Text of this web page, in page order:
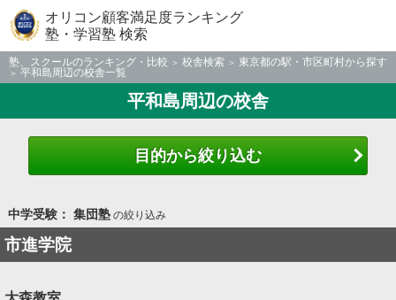
オリコン顧客満足度ランキング
塾・学習塾 検索
塾、スクールのランキング・比較 校舎検索
東京都の駅・市区町村から探す
平和島周辺の校舎一覧
平和島周辺の校舎
目的から絞り込む
中学受験： 集団塾の絞り込み
市進学院